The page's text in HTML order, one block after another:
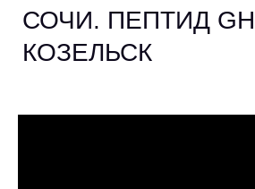
СОЧИ. ПЕПТИД
КОЗЕЛЬСК